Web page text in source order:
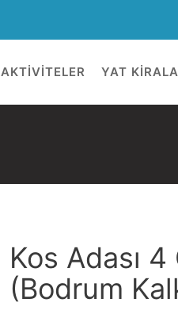
AKTİVİTELER YAT
Kos Adası
(Bodrum